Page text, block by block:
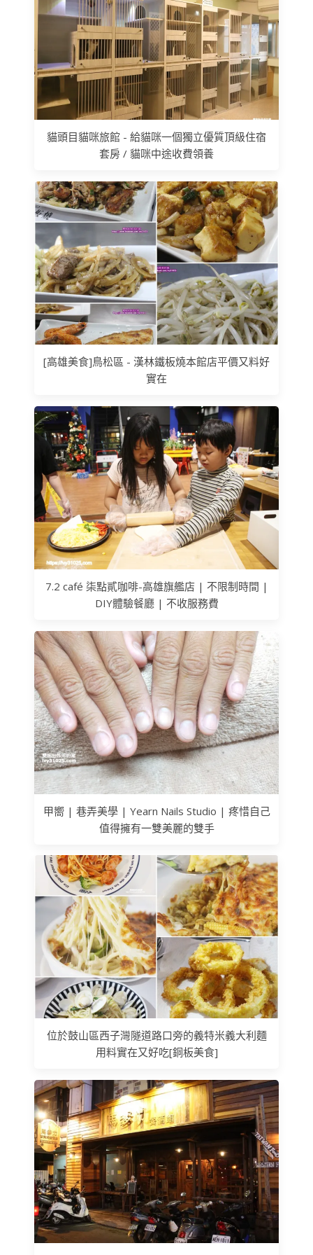
貓頭目貓咪旅館 - 給貓咪一個獨立優質頂級住宿
套房 / 貓咪中途收費領養
[高雄美食]鳥松區 - 漢林鐵板燒本館店平價又料好
實在
7.2 café 柒點貳咖啡-高雄旗艦店 | 不限制時間 |
DIY體驗餐廳 | 不收服務費
甲嚮 | 巷弄美學 | Yearn Nails Studio | 疼惜自己
值得擁有一雙美麗的雙手
位於鼓山區西子灣隧道路口旁的義特米義大利麵
用料實在又好吃[銅板美食]